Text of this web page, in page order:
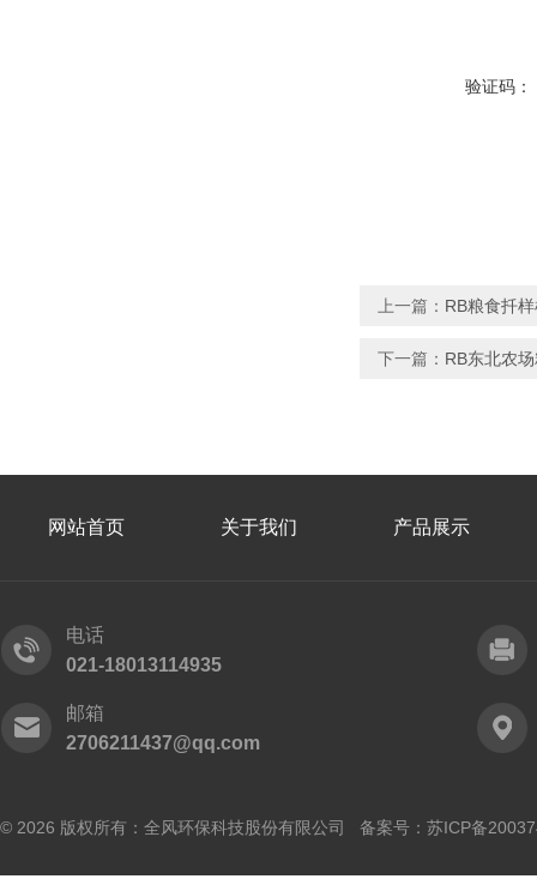
验证码：
上一篇： RB粮食扦
下一篇： RB东北农
网站首页 关于我们 产品展示
电话
021-18013114935
邮箱
2706211437@qq.com
© 2026 版权所有：全风环保科技股份有限公司 备案号： 苏ICP备